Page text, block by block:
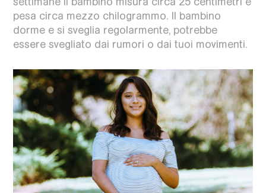
pesa circa mezzo chilogrammo. Il bambino
dorme e si sveglia regolarmente, potrebbe
essere svegliato dai rumori o dai tuoi movimenti.